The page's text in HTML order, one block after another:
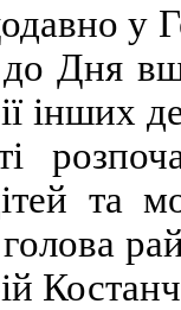
у
до Дня
інших
та